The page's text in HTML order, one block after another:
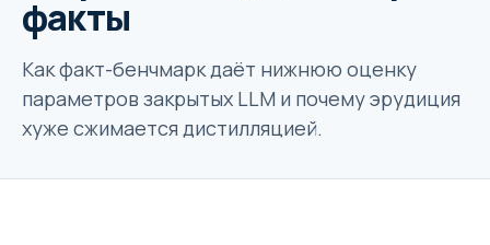
факты
Как факт-бенчмарк даёт нижнюю оценку
параметров закрытых LLM и почему эрудиция
хуже сжимается дистилляцией.